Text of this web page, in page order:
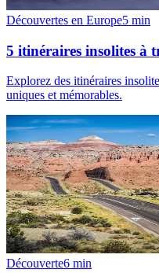
Découvertes en Europe5 min
5 itinéraires insolites à
Explorez des itinéraires
uniques et mémorables.
Découverte6 min